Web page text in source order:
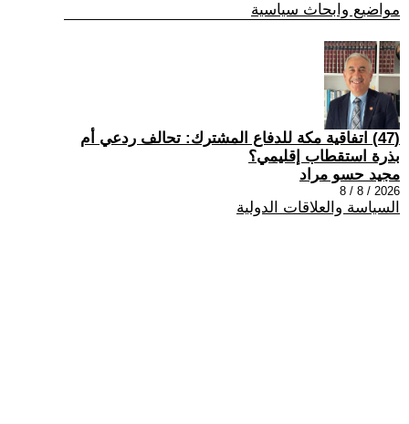
مواضيع وابحاث سياسية
(47) اتفاقية مكة للدفاع المشترك: تحالف ردعي أم
بذرة استقطاب إقليمي؟
مجيد حسو مراد
2026 / 8 / 8
السياسة والعلاقات الدولية